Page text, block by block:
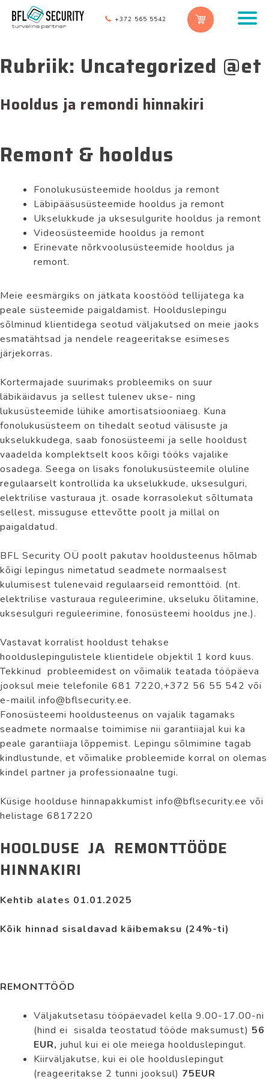
+372 565 5542
Rubriik: Uncategorized @et
Hooldus ja remondi hinnakiri
Remont & hooldus
Fonolukusüsteemide hooldus ja remont
Läbipääsusüsteemide hooldus ja remont
Ukselukkude ja uksesulgurite hooldus ja remont
Videosüsteemide hooldus ja remont
Erinevate nõrkvoolusüsteemide hooldus ja
remont.
Meie eesmärgiks on jätkata koostööd tellijatega ka
peale süsteemide paigaldamist. Hoolduslepingu
sõlminud klientidega seotud väljakutsed on meie jaoks
esmatähtsad ja nendele reageeritakse esimeses
järjekorras.
Kortermajade suurimaks probleemiks on suur
läbikäidavus ja sellest tulenev ukse- ning
lukusüsteemide lühike amortisatsiooniaeg. Kuna
fonolukusüsteem on tihedalt seotud välisuste ja
ukselukkudega, saab fonosüsteemi ja selle hooldust
vaadelda komplektselt koos kõigi tööks vajalike
osadega. Seega on lisaks fonolukusüsteemile oluline
regulaarselt kontrollida ka ukselukkude, uksesulguri,
elektrilise vasturaua jt. osade korrasolekut sõltumata
sellest, missuguse ettevõtte poolt ja millal on
paigaldatud.
BFL Security OÜ poolt pakutav hooldusteenus hõlmab
kõigi lepingus nimetatud seadmete normaalsest
kulumisest tulenevaid regulaarseid remonttöid. (nt.
elektrilise vasturaua reguleerimine, ukseluku õlitamine,
uksesulguri reguleerimine, fonosüsteemi hooldus jne.).
Vastavat korralist hooldust tehakse
hoolduslepingulistele klientidele objektil 1 kord kuus.
Tekkinud probleemidest on võimalik teatada tööpäeva
jooksul meie telefonile 681 7220,+372 56 55 542 või
e-mailil info@bflsecurity.ee.
Fonosüsteemi hooldusteenus on vajalik tagamaks
seadmete normaalse toimimise nii garantiiajal kui ka
peale garantiiaja lõppemist. Lepingu sõlmimine tagab
kindlustunde, et võimalike probleemide korral on olemas
kindel partner ja professionaalne tugi.
Küsige hoolduse hinnapakkumist info@bflsecurity.ee või
helistage 6817220
HOOLDUSE JA REMONTTÖÖDE
HINNAKIRI
Kehtib alates 01.01.2025
Kõik hinnad sisaldavad käibemaksu (24%-ti)
REMONTTÖÖD
Väljakutsetasu tööpäevadel kella 9.00-17.00-ni
(hind ei sisalda teostatud tööde maksumust) 56
EUR, juhul kui ei ole meiega hoolduslepingut.
Kiirväljakutse, kui ei ole hoolduslepingut
(reageeritakse 2 tunni jooksul) 75EUR